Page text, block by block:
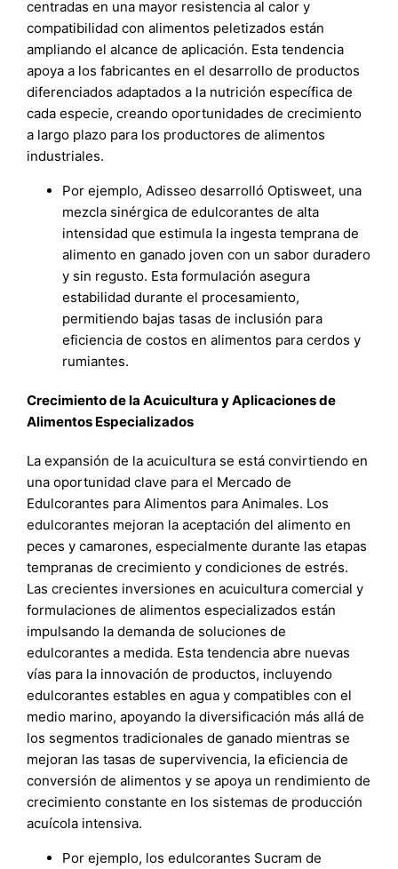
centradas en una mayor resistencia al calor y
compatibilidad con alimentos peletizados están
ampliando el alcance de aplicación. Esta tendencia
apoya a los fabricantes en el desarrollo de productos
diferenciados adaptados a la nutrición específica de
cada especie, creando oportunidades de crecimiento
a largo plazo para los productores de alimentos
industriales.
Por ejemplo, Adisseo desarrolló Optisweet, una
mezcla sinérgica de edulcorantes de alta
intensidad que estimula la ingesta temprana de
alimento en ganado joven con un sabor duradero
y sin regusto. Esta formulación asegura
estabilidad durante el procesamiento,
permitiendo bajas tasas de inclusión para
eficiencia de costos en alimentos para cerdos y
rumiantes.
Crecimiento de la Acuicultura y Aplicaciones de
Alimentos Especializados
La expansión de la acuicultura se está convirtiendo en
una oportunidad clave para el Mercado de
Edulcorantes para Alimentos para Animales. Los
edulcorantes mejoran la aceptación del alimento en
peces y camarones, especialmente durante las etapas
tempranas de crecimiento y condiciones de estrés.
Las crecientes inversiones en acuicultura comercial y
formulaciones de alimentos especializados están
impulsando la demanda de soluciones de
edulcorantes a medida. Esta tendencia abre nuevas
vías para la innovación de productos, incluyendo
edulcorantes estables en agua y compatibles con el
medio marino, apoyando la diversificación más allá de
los segmentos tradicionales de ganado mientras se
mejoran las tasas de supervivencia, la eficiencia de
conversión de alimentos y se apoya un rendimiento de
crecimiento constante en los sistemas de producción
acuícola intensiva.
Por ejemplo, los edulcorantes Sucram de